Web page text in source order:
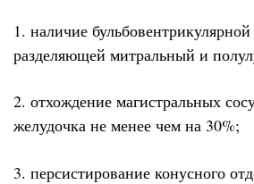
1. наличие
разделяющей митральный и
2. отхождение магистральных
желудочка не менее чем на 30%;
3. персистирование конусного